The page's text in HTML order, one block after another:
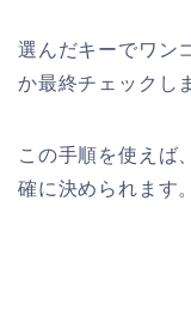
選んだキーでワン
か最終チェックし
この手順を使えば
確に決められます。